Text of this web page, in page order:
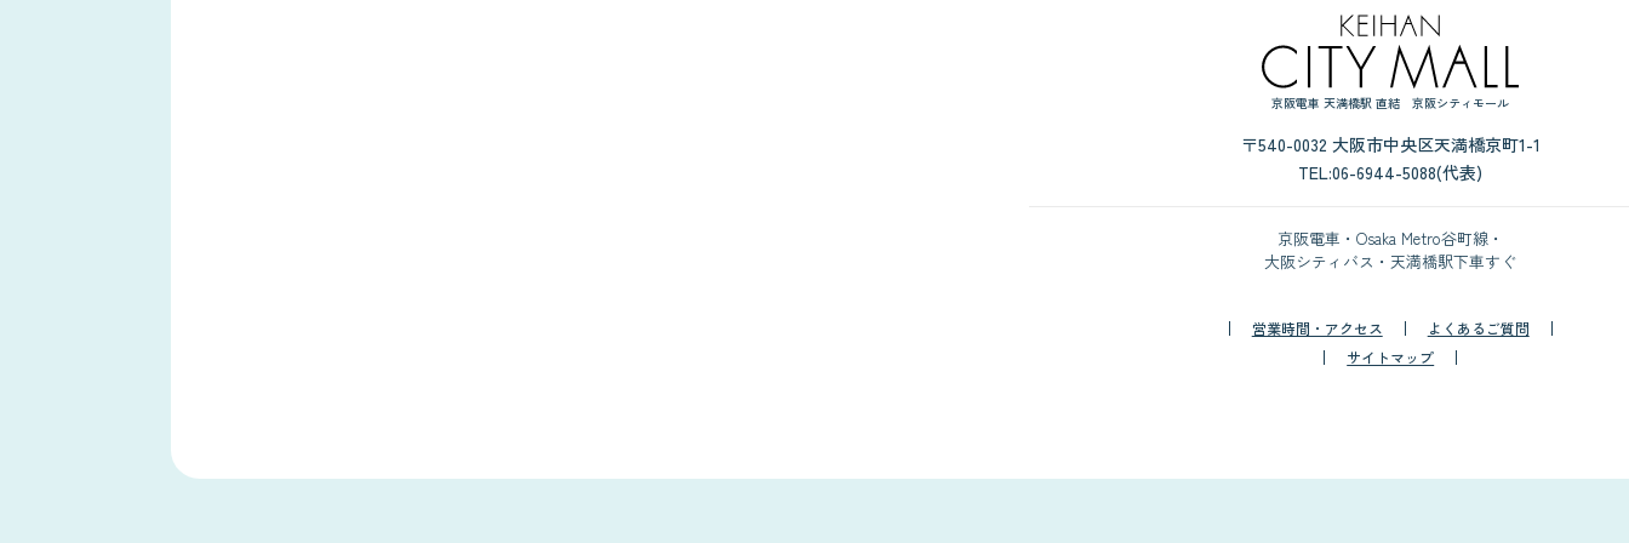
京阪電車 天満橋駅 直結 京阪シティモール
〒540-0032 大阪市中央区天満橋京町1-1
TEL:06-6944-5088(代表)
京阪電車・Osaka Metro谷町線・
大阪シティバス・天満橋駅下車すぐ
営業時間・アクセス
よくあるご質問
サイトマップ